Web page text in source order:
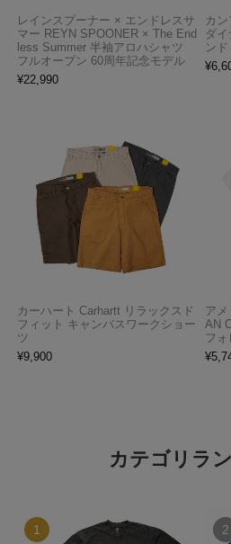
レインスプーナー × エンドレスサ
マー REYN SPOONER × The End
less Summer 半袖アロハシャツ
フルオープン 60周年記念モデル
¥22,990
カ
ダ
ンド
¥
カーハート Carhartt リラックスド
フィット キャンバスワークショー
ツ
¥9,900
ア
AN
フ
¥
カテゴリラ